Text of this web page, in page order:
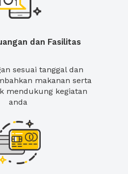
dan Fasilitas
sesuai tanggal dan
makanan serta
mendukung kegiatan
anda